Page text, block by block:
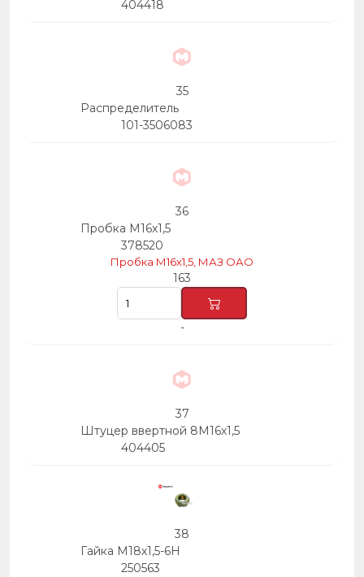
404418
35
Распределитель
101-3506083
36
Пробка М16х1,5
378520
Пробка М16х1,5, МАЗ ОАО
163
-
37
Штуцер ввертной 8М16х1,5
404405
38
Гайка М18х1,5-6Н
250563